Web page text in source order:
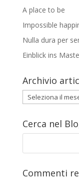
A place to be
Impossible
Nulla dura per
Einblick ins
Archivio
Archivio
articoli
Cerca nel
Commenti